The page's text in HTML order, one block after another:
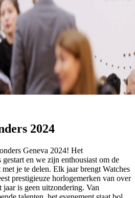
2024
Geneva 2024! Het
en we zijn enthousiast om de
je te delen. Elk jaar brengt Watches
prestigieuze horlogemerken van over
jaar is geen uitzondering. Van